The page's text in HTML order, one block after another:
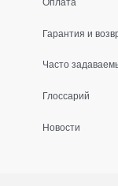
Гарантия и
Часто
Глоссарий
Новости